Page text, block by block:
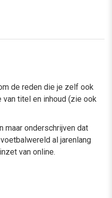
de reden die je zelf ook
titel en inhoud (zie ook
maar onderschrijven dat
al jarenlang
van online.